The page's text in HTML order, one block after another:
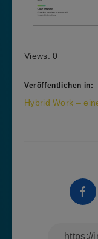
Views: 0
Veröffentlichen in:
Hybrid Work –